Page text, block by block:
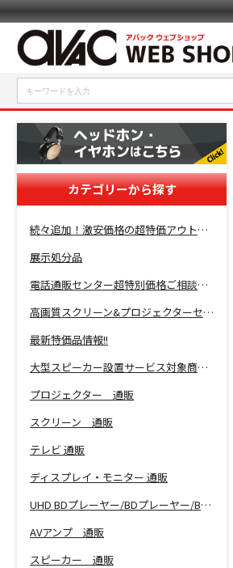
カテゴリーから探す
続々追加！激安価格の超特価アウトレットセール開催！
展示処分品
電話通販センター超特別価格ご相談コーナー！
高画質スクリーン&プロジェクターセット超特価！
最新特価品情報!!
大型スピーカー設置サービス対象商品！
プロジェクター 通販
スクリーン 通販
テレビ 通販
ディスプレイ・モニター 通販
UHD BDプレーヤー/BDプレーヤー/BDレコーダー 通販
AVアンプ 通販
スピーカー 通販